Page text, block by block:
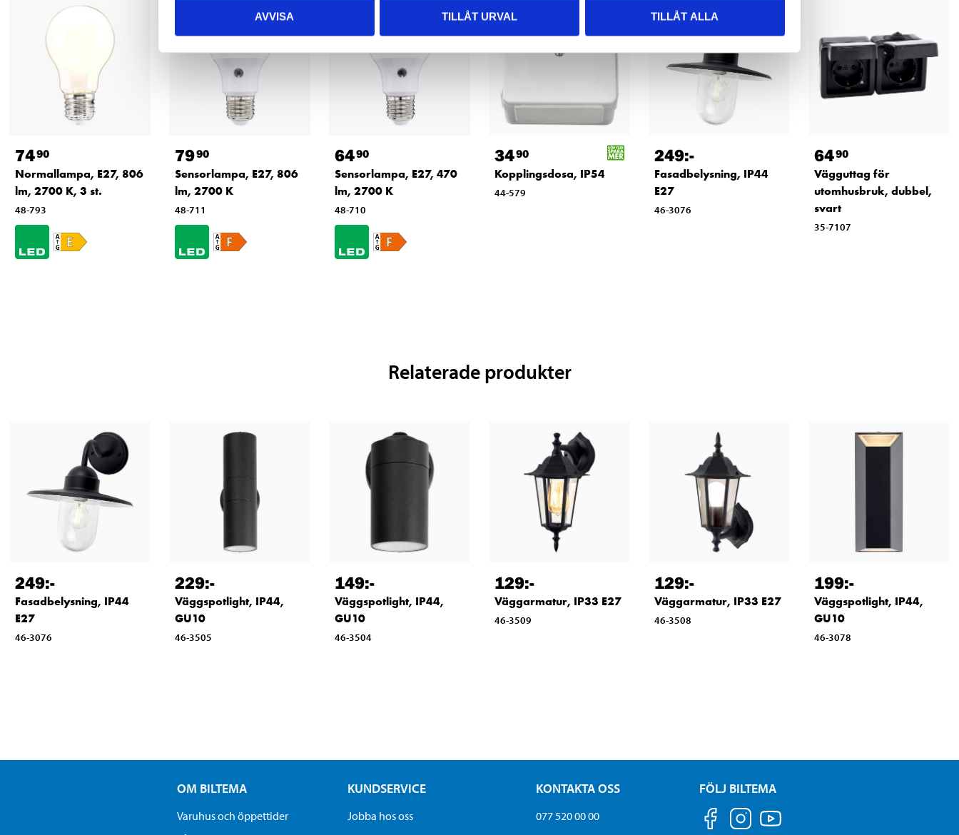
AVVISA TILLÅT URVAL TILLÅT ALLA
7490
Normallampa, E27, 806
lm, 2700 K, 3 st.
48-793
7990
Sensorlampa, E27, 806
lm, 2700 K
48-711
6490
Sensorlampa, E27, 470
lm, 2700 K
48-710
3490
Kopplingsdosa, IP54
44-579
249:-
Fasadbelysning, IP44
E27
46-3076
6490
Vägguttag för
utomhusbruk, dubbel,
svart
35-7107
Relaterade produkter
249:-
Fasadbelysning, IP44
E27
46-3076
229:-
Väggspotlight, IP44,
GU10
46-3505
149:-
Väggspotlight, IP44,
GU10
46-3504
129:-
Väggarmatur, IP33 E27
46-3509
129:-
Väggarmatur, IP33 E27
46-3508
199:-
Väggspotlight, IP44,
GU10
46-3078
OM BILTEMA
Varuhus och öppettider
KUNDSERVICE
Jobba hos oss
KONTAKTA OSS
077 520 00 00
FÖLJ BILTEMA